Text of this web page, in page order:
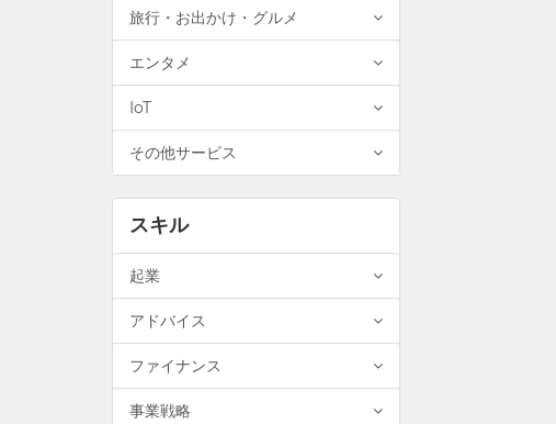
旅行・お出かけ・グルメ
エンタメ
IoT
その他サービス
スキル
起業
アドバイス
ファイナンス
事業戦略